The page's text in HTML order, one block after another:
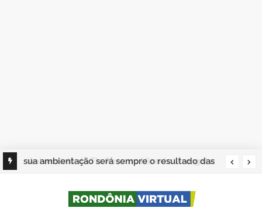
sua ambientação será sempre o resultado das